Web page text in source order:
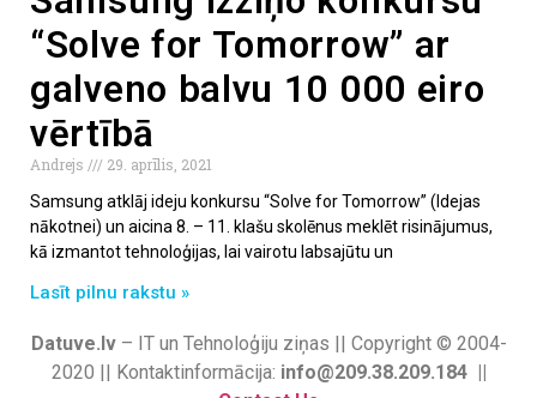
“Solve for Tomorrow” ar
galveno balvu 10 000 eiro
vērtībā
Andrejs
29. aprīlis, 2021
Samsung atklāj ideju konkursu “Solve for Tomorrow” (Idejas
nākotnei) un aicina 8. – 11. klašu skolēnus meklēt risinājumus,
kā izmantot tehnoloģijas, lai vairotu labsajūtu un
Lasīt pilnu rakstu »
Datuve.lv– IT un Tehnoloģiju ziņas || Copyright © 2004-
2020 || Kontaktinformācija: info@209.38.209.184 ||